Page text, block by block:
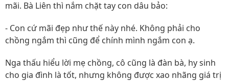
mãi. Bà Liên thì nắm chặt tay con dâu bảo:
- Con cứ mãi đẹp như thế này nhé. Không phải cho
chồng ngắm thì cũng để chính mình ngắm con ạ.
Nga thấu hiểu lời mẹ chồng, cô cũng là đàn bà, hy sinh
cho gia đình là tốt, nhưng không được xao nhãng giá trị